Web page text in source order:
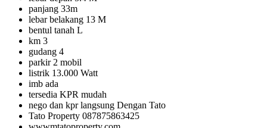
panjang 33m
lebar belakang 13 M
bentul tanah L
km 3
gudang 4
parkir 2 mobil
listrik 13.000 Watt
imb ada
tersedia KPR mudah
nego dan kpr langsung Dengan Tato
Tato Property 087875863425